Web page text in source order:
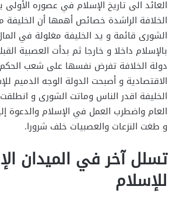
العائد الى تاريخ الإسلام في عصوره
الخلافة الراشدة خصائص أهمها أن الخليفة
الشورى قائمة و يد الخليفة مغلولة في
بالإسلام داخلا و خارجا ثم بدأت العصبية
دولة الخلافة تفرض نفسها على شعب الحكم
الاقتصادية و أصبحت الدولة الوجه الدميم
الخليفة اقدر الناس وماتت الشورى و
العام واضطرب العمل في الإسلام والدعوة
و طغت النزعات والعصبيات خلف شرورا.
تسلل آخر في الميدان
للإسلام